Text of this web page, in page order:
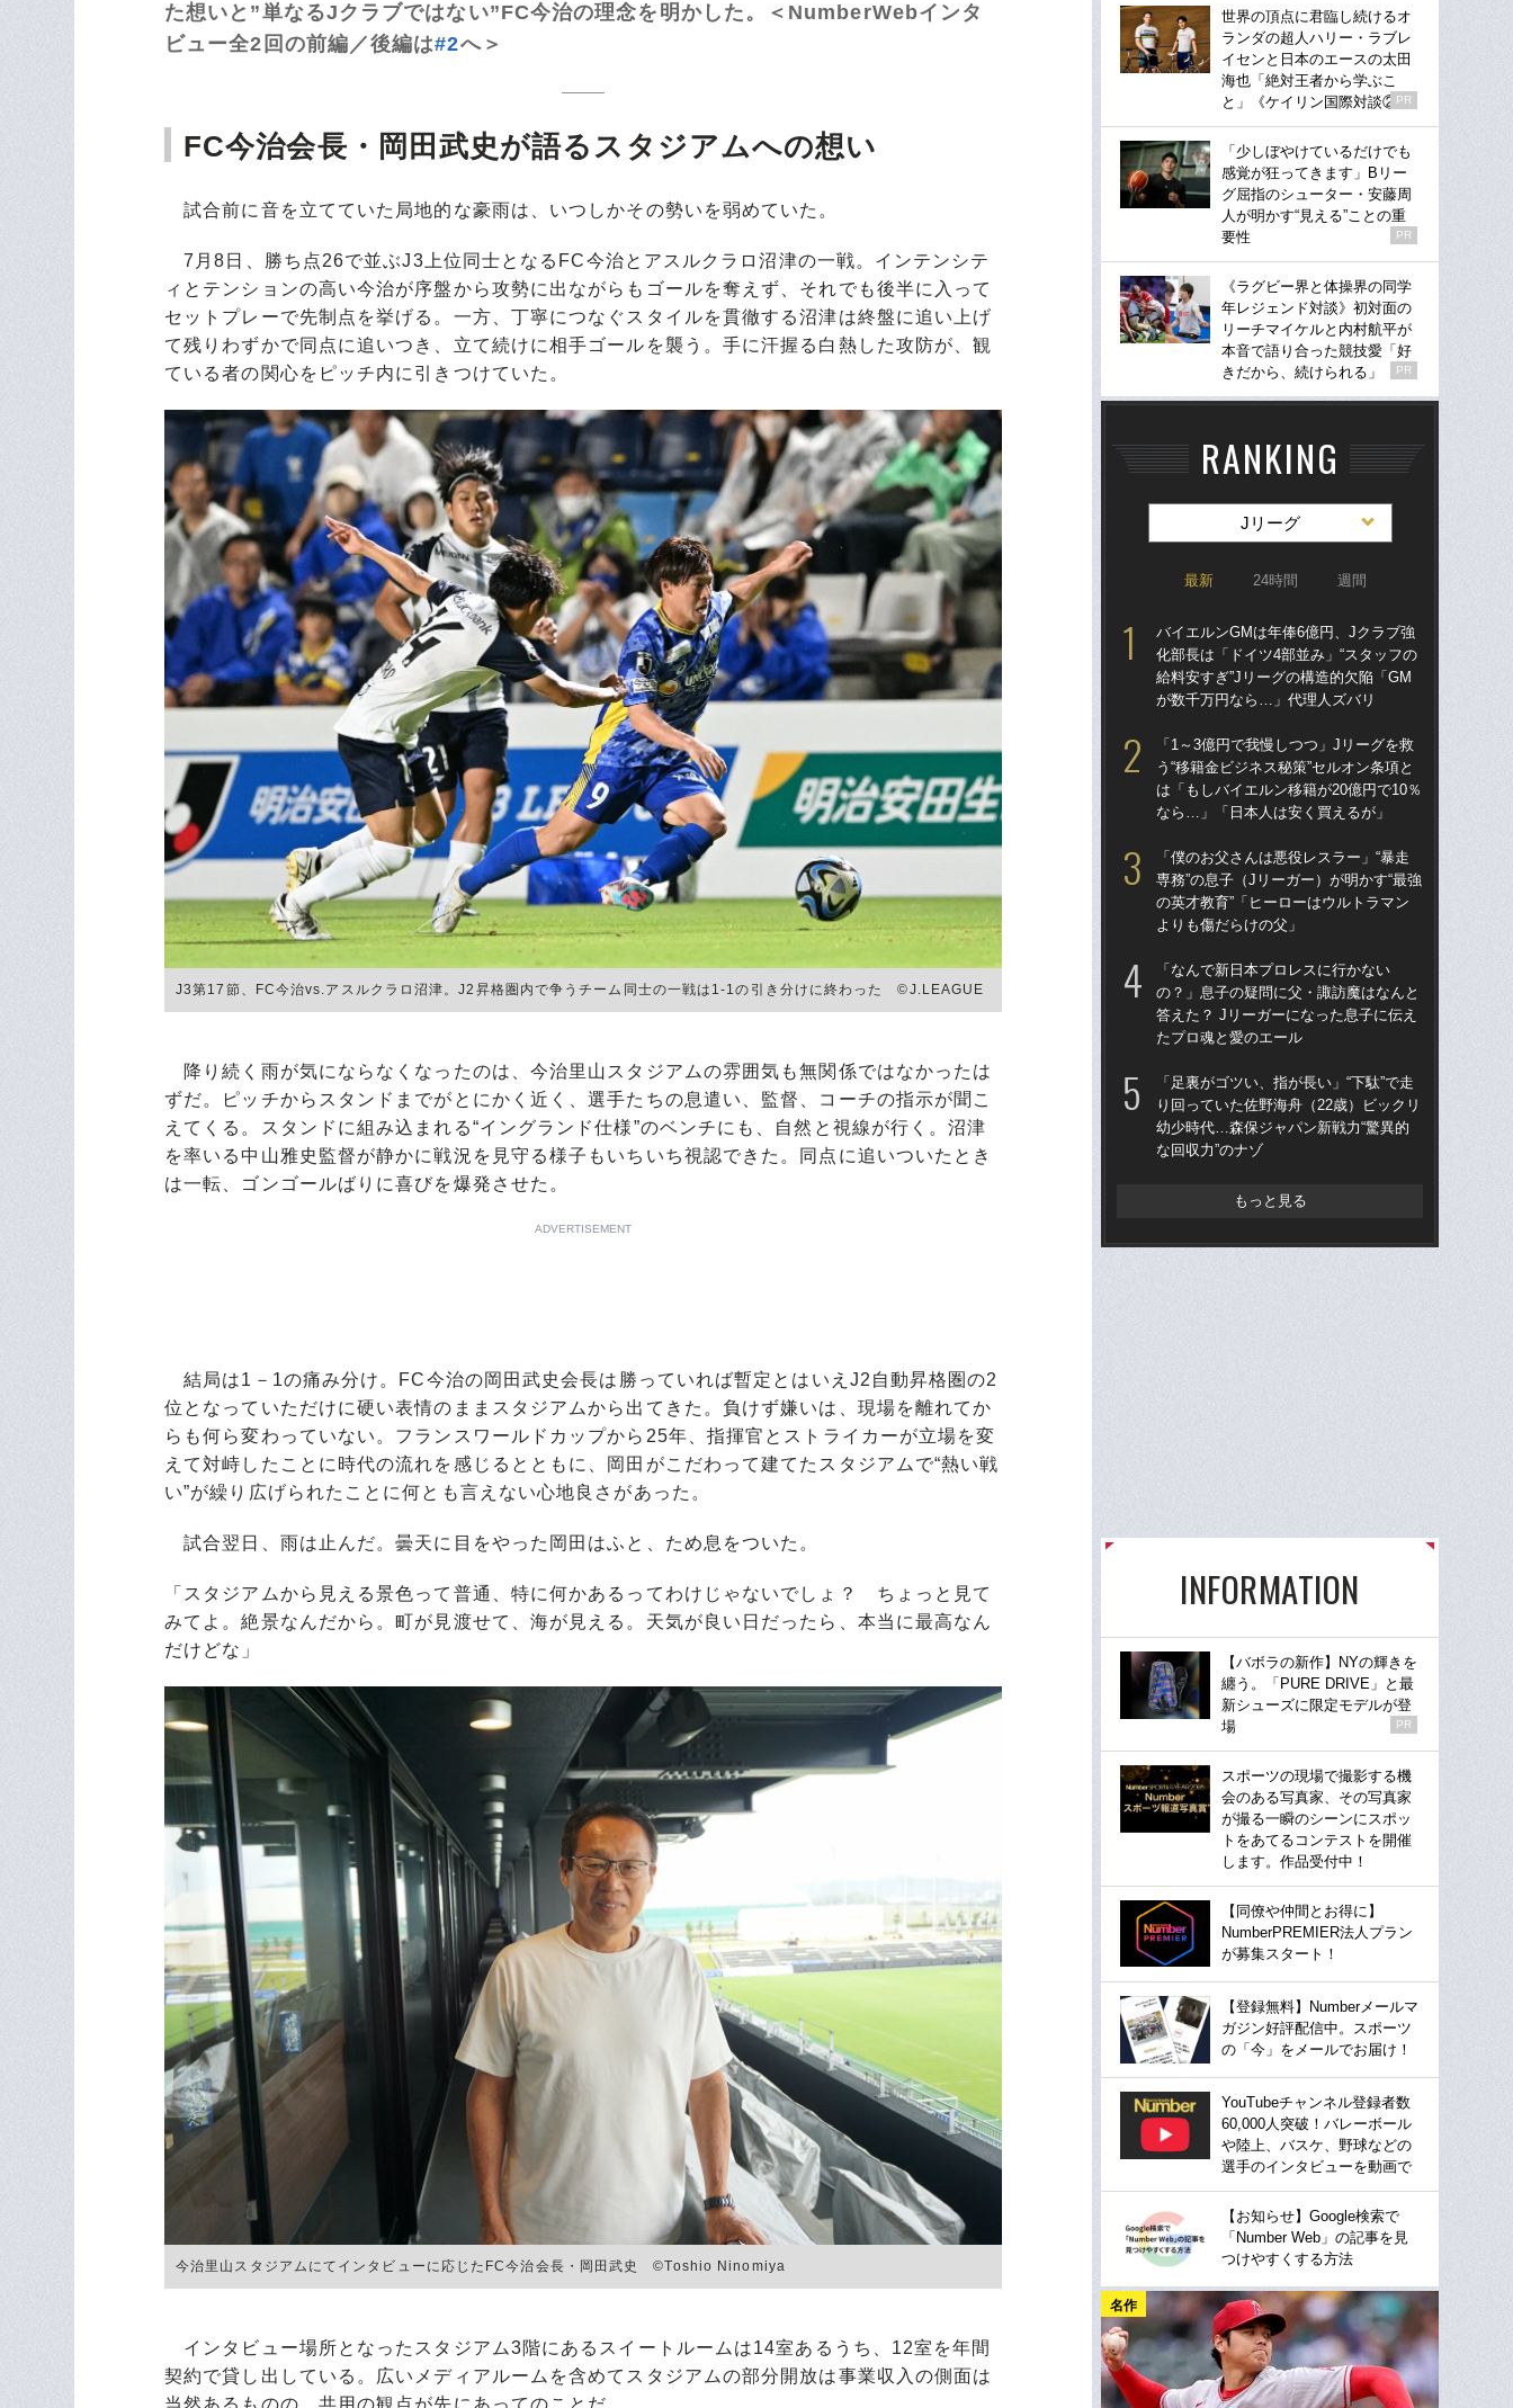
た想いと”単なるJクラブではない”FC今治の理念を明かした。＜NumberWebインタ
ビュー全2回の前編／後編は#2へ＞
FC今治会長・岡田武史が語るスタジアムへの想い
試合前に音を立てていた局地的な豪雨は、いつしかその勢いを弱めていた。
7月8日、勝ち点26で並ぶJ3上位同士となるFC今治とアスルクラロ沼津の一戦。インテンシテ
ィとテンションの高い今治が序盤から攻勢に出ながらもゴールを奪えず、それでも後半に入って
セットプレーで先制点を挙げる。一方、丁寧につなぐスタイルを貫徹する沼津は終盤に追い上げ
て残りわずかで同点に追いつき、立て続けに相手ゴールを襲う。手に汗握る白熱した攻防が、観
ている者の関心をピッチ内に引きつけていた。
J3第17節、FC今治vs.アスルクラロ沼津。J2昇格圏内で争うチーム同士の一戦は1-1の引き分けに終わった ©︎J.LEAGUE
降り続く雨が気にならなくなったのは、今治里山スタジアムの雰囲気も無関係ではなかったは
ずだ。ピッチからスタンドまでがとにかく近く、選手たちの息遣い、監督、コーチの指示が聞こ
えてくる。スタンドに組み込まれる“イングランド仕様”のベンチにも、自然と視線が行く。沼津
を率いる中山雅史監督が静かに戦況を見守る様子もいちいち視認できた。同点に追いついたとき
は一転、ゴンゴールばりに喜びを爆発させた。
ADVERTISEMENT
結局は1－1の痛み分け。FC今治の岡田武史会長は勝っていれば暫定とはいえJ2自動昇格圏の2
位となっていただけに硬い表情のままスタジアムから出てきた。負けず嫌いは、現場を離れてか
らも何ら変わっていない。フランスワールドカップから25年、指揮官とストライカーが立場を変
えて対峙したことに時代の流れを感じるとともに、岡田がこだわって建てたスタジアムで“熱い戦
い”が繰り広げられたことに何とも言えない心地良さがあった。
試合翌日、雨は止んだ。曇天に目をやった岡田はふと、ため息をついた。
「スタジアムから見える景色って普通、特に何かあるってわけじゃないでしょ？ ちょっと見て
みてよ。絶景なんだから。町が見渡せて、海が見える。天気が良い日だったら、本当に最高なん
だけどな」
今治里山スタジアムにてインタビューに応じたFC今治会長・岡田武史 ©︎Toshio Ninomiya
インタビュー場所となったスタジアム3階にあるスイートルームは14室あるうち、12室を年間
契約で貸し出している。広いメディアルームを含めてスタジアムの部分開放は事業収入の側面は
当然あるものの、共用の観点が先にあってのことだ。
世界の頂点に君臨し続けるオ
ランダの超人ハリー・ラブレ
イセンと日本のエースの太田
海也「絶対王者から学ぶこ
と」《ケイリン国際対談②》
PR
「少しぼやけているだけでも
感覚が狂ってきます」Bリー
グ屈指のシューター・安藤周
人が明かす“見える”ことの重
要性
PR
《ラグビー界と体操界の同学
年レジェンド対談》初対面の
リーチマイケルと内村航平が
本音で語り合った競技愛「好
きだから、続けられる」
PR
RANKING
Jリーグ
最新 24時間 週間
バイエルンGMは年俸6億円、Jクラブ強
化部長は「ドイツ4部並み」“スタッフの
給料安すぎ”Jリーグの構造的欠陥「GM
が数千万円なら…」代理人ズバリ
「1～3億円で我慢しつつ」Jリーグを救
う“移籍金ビジネス秘策”セルオン条項と
は「もしバイエルン移籍が20億円で10％
なら…」「日本人は安く買えるが」
「僕のお父さんは悪役レスラー」“暴走
専務”の息子（Jリーガー）が明かす“最強
の英才教育”「ヒーローはウルトラマン
よりも傷だらけの父」
「なんで新日本プロレスに行かない
の？」息子の疑問に父・諏訪魔はなんと
答えた？ Jリーガーになった息子に伝え
たプロ魂と愛のエール
「足裏がゴツい、指が長い」“下駄”で走
り回っていた佐野海舟（22歳）ビックリ
幼少時代…森保ジャパン新戦力“驚異的
な回収力”のナゾ
もっと見る
INFORMATION
【バボラの新作】NYの輝きを
纏う。「PURE DRIVE」と最
新シューズに限定モデルが登
場
PR
スポーツの現場で撮影する機
会のある写真家、その写真家
が撮る一瞬のシーンにスポッ
トをあてるコンテストを開催
します。作品受付中！
【同僚や仲間とお得に】
NumberPREMIER法人プラン
が募集スタート！
【登録無料】Numberメールマ
ガジン好評配信中。スポーツ
の「今」をメールでお届け！
YouTubeチャンネル登録者数
60,000人突破！バレーボール
や陸上、バスケ、野球などの
選手のインタビューを動画で
【お知らせ】Google検索で
「Number Web」の記事を見
つけやすくする方法
名作